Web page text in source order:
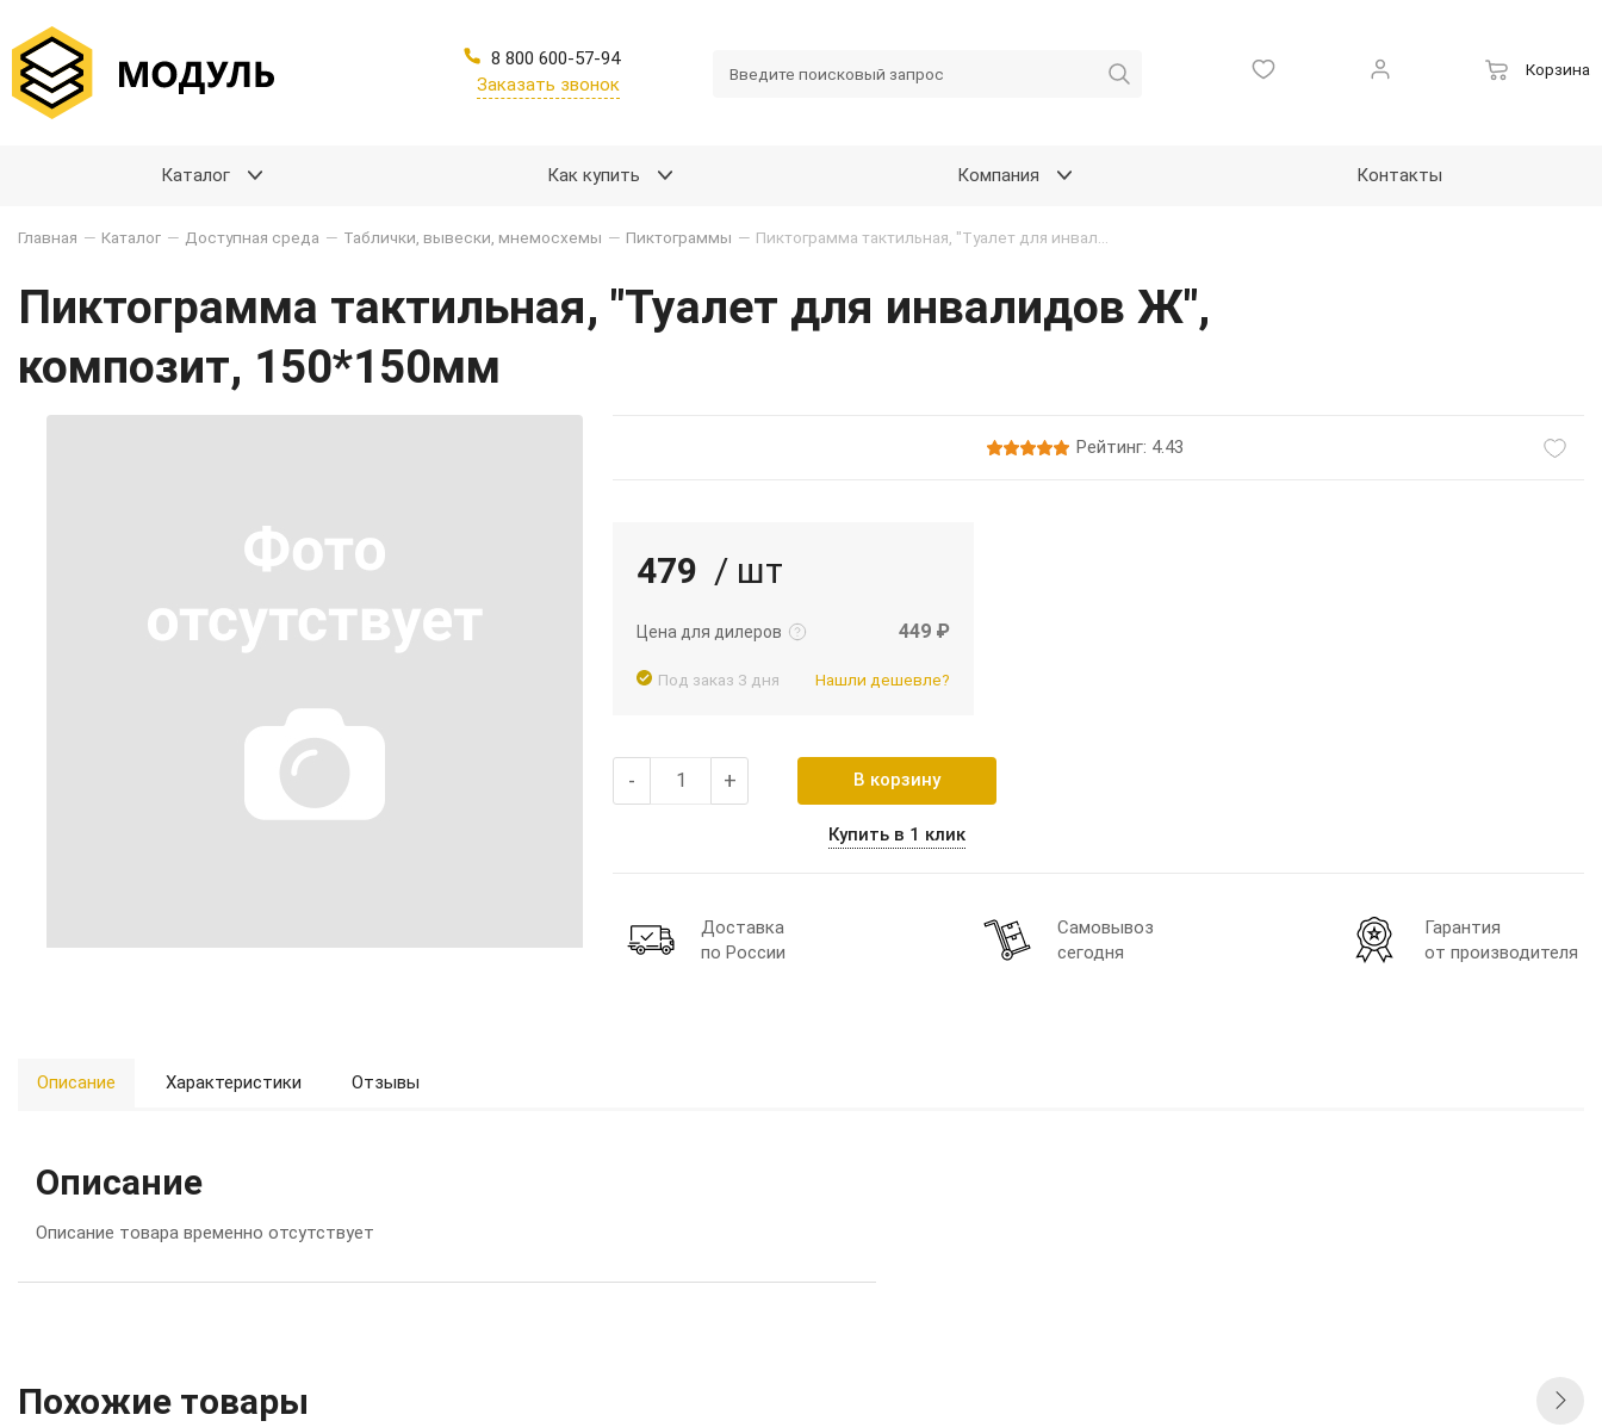
8 800 600-57-94
Заказать звонок
Корзина
Каталог Как купить Компания Контакты
Главная — Каталог — Доступная среда — Таблички, вывески, мнемосхемы — Пиктограммы —
Пиктограмма тактильная, "Туалет для инвалидов Ж",
композит, 150*150мм
Рейтинг: 4.43
479 / шт
Цена для дилеров
Подробнее
449 ₽
Под заказ 3 дня Нашли дешевле?
- + В корзину
Купить в 1 клик
Доставка
по России
Самовывоз
сегодня
Гарантия
от производителя
Описание Характеристики Отзывы
Описание
Описание товара временно отсутствует
Похожие товары